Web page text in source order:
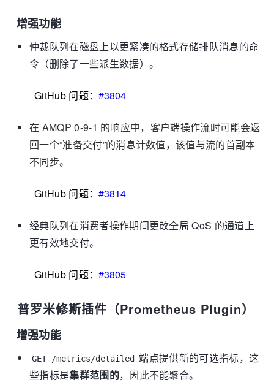
增强功能
仲裁队列在磁盘上以更紧凑的格式存储排队消息的命
令（删除了一些派生数据）。
GitHub 问题：#3804
在 AMQP 0-9-1 的响应中，客户端操作流时可能会返
回一个“准备交付”的消息计数值，该值与流的首副本
不同步。
GitHub 问题：#3814
经典队列在消费者操作期间更改全局 QoS 的通道上
更有效地交付。
GitHub 问题：#3805
普罗米修斯插件（Prometheus Plugin）
增强功能
GET /metrics/detailed 端点提供新的可选指标，这
些指标是集群范围的，因此不能聚合。